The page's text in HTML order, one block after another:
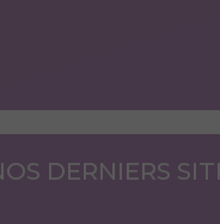
DERNIERS